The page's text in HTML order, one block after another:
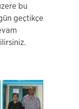
bu
geçtikçe